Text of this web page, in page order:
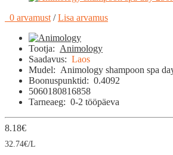
0 arvamust / Lisa arvamus
Tootja: Animology
Saadavus: Laos
Mudel: Animology shampoon spa
Boonuspunktid: 0.4092
5060180816858
Tarneaeg: 0-2 tööpäeva
8.18€
32.74€/L